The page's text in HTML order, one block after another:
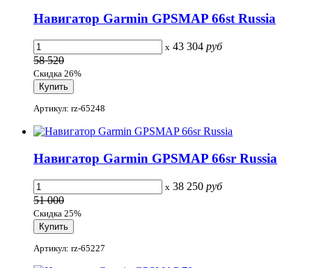
Навигатор Garmin GPSMAP 66st Russia
x 43 304 руб
58 520
Скидка 26%
Артикул: rz-65248
Навигатор Garmin GPSMAP 66sr Russia
x 38 250 руб
51 000
Скидка 25%
Артикул: rz-65227